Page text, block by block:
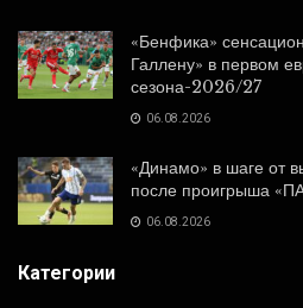
«Бенфика»
Галлену» в первом
сезона-2026/27
06.08.2026
«Динамо» в шаге от
после проигрыша
06.08.2026
Категории